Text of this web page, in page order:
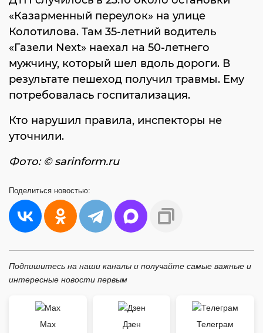
«Казарменный переулок» на улице
Колотилова. Там 35-летний водитель
«Газели Next» наехал на 50-летнего
мужчину, который шел вдоль дороги. В
результате пешеход получил травмы. Ему
потребовалась госпитализация.
Кто нарушил правила, инспекторы не
уточнили.
Фото: © sarinform.ru
Поделиться новостью:
Подпишитесь на наши каналы и получайте самые важные и
интересные новости первым
Max Дзен Телеграм